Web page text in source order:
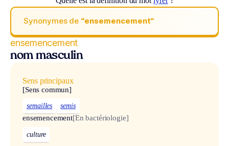
Synonymes de “ensemencement“
ensemencement
nom masculin
Sens principaux
[Sens commun]
semailles semis
ensemencement[En bactériologie]
culture